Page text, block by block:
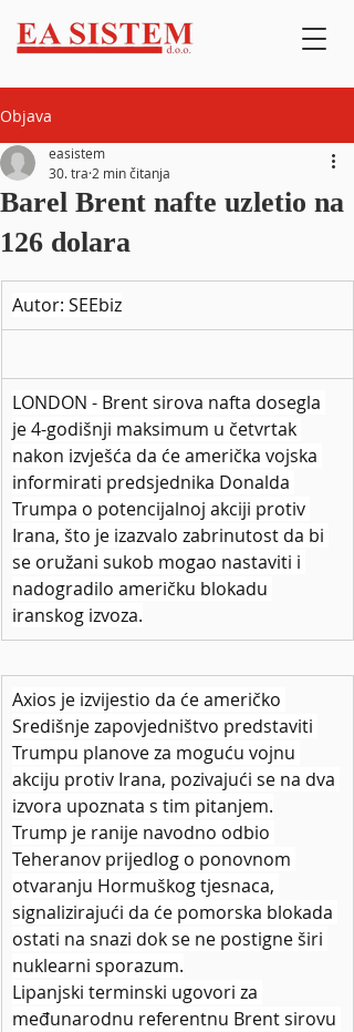
Objava
Barel Brent nafte uzletio na
126 dolara
easistem
30. tra 2 min čitanja
Autor: SEEbiz
LONDON - Brent sirova nafta dosegla
je 4-godišnji maksimum u četvrtak
nakon izvješća da će američka vojska
informirati predsjednika Donalda
Trumpa o potencijalnoj akciji protiv
Irana, što je izazvalo zabrinutost da bi
se oružani sukob mogao nastaviti i
nadogradilo američku blokadu
iranskog izvoza.
Axios je izvijestio da će američko
Središnje zapovjedništvo predstaviti
Trumpu planove za moguću vojnu
akciju protiv Irana, pozivajući se na dva
izvora upoznata s tim pitanjem.
Trump je ranije navodno odbio
Teheranov prijedlog o ponovnom
otvaranju Hormuškog tjesnaca,
signalizirajući da će pomorska blokada
ostati na snazi dok se ne postigne širi
nuklearni sporazum.
Lipanjski terminski ugovori za
međunarodnu referentnu Brent sirovu